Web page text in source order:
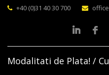
+40 (0)31 40 30 700
Modalitati de Plata! /